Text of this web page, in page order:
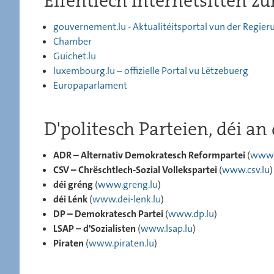
gouvernement.lu - Aktualitéitsportal vun der
Chamber
Guichet.lu
luxembourg.lu – offizielle Portal vu Lëtzebuerg
Europaparlament
D'politesch Parteien, déi
ADR – Alternativ Demokratesch Reformpartei(
CSV – Chrëschtlech-Sozial Vollekspartei(www.csv.lu)
déi gréng(www.greng.lu)
déi Lénk(www.dei-lenk.lu)
DP – Demokratesch Partei(www.dp.lu)
LSAP – d'Sozialisten (www.lsap.lu)
Piraten (www.piraten.lu)